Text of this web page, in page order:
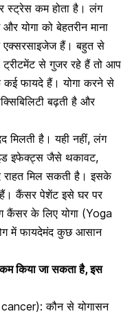
स्ट्रेस कम होता है। लंग
योगा को बेहतरीन माना
एक्सरसाइजेज हैं। बहुत से
ट्रीटमेंट से गुजर रहे हैं तो आप
फायदे हैं। योगा करने से
बढ़ती है और
मिलती है। यही नहीं, लंग
इफेक्ट्स जैसे थकावट,
मिल सकती है। इसके
हैं। कैंसर पेशेंट इसे घर पर
के लिए योगा (Yoga
में फायदेमंद कुछ आसान
किया जा सकता है, इस
कौन से योगासन